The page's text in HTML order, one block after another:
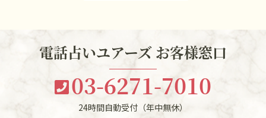
電話占いユアーズ お客様窓口
03-6271-7010
24時間自動受付（年中無休）